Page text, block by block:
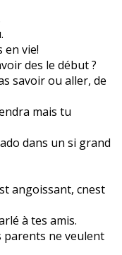
en vie!
des le début ?
savoir ou aller, de
mais tu
dans un si grand
angoissant, cnest
à tes amis.
parents ne veulent